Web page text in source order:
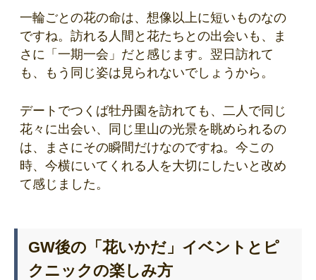
一輪ごとの花の命は、想像以上に短いものなの
ですね。訪れる人間と花たちとの出会いも、ま
さに「一期一会」だと感じます。翌日訪れて
も、もう同じ姿は見られないでしょうから。
デートでつくば牡丹園を訪れても、二人で同じ
花々に出会い、同じ里山の光景を眺められるの
は、まさにその瞬間だけなのですね。今この
時、今横にいてくれる人を大切にしたいと改め
て感じました。
GW後の「花いかだ」イベントとピ
クニックの楽しみ方